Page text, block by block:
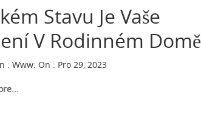
Stavu Je Vaše
V Rodinném Domě
: Www: On : Pro 29, 2023